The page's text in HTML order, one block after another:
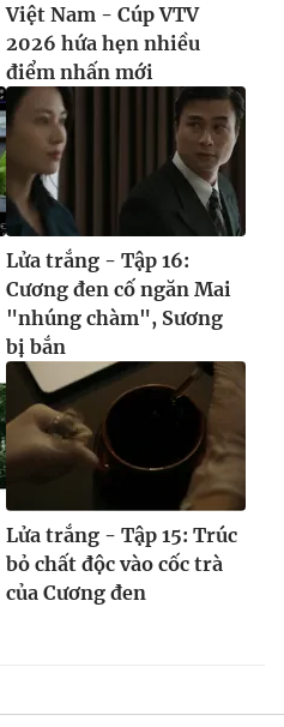
Việt Nam - Cúp VTV
2026 hứa hẹn nhiều
điểm nhấn mới
Lửa trắng - Tập 16:
Cương đen cố ngăn Mai
"nhúng chàm", Sương
bị bắn
Lửa trắng - Tập 15: Trúc
bỏ chất độc vào cốc trà
của Cương đen